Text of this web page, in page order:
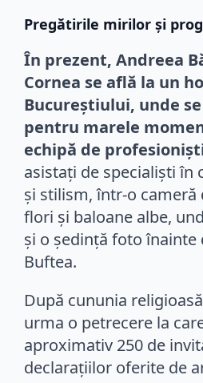
Pregătirile mirilor și
În prezent, Andreea
Cornea se află la un
Bucureștiului, unde
pentru marele
echipă de
asistați de specialiști în
și stilism, într-o cameră
flori și baloane albe,
și o ședință foto înainte
Buftea.
După cununia
urma o petrecere la
aproximativ 250 de
declarațiilor oferite de